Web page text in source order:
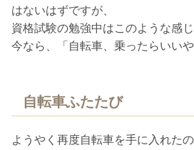
はないはずですが、
資格試験の勉強中はこのような感じ
今なら、「自転車、乗ったらいい
自転車ふたたび
ようやく再度自転車を手に入れた